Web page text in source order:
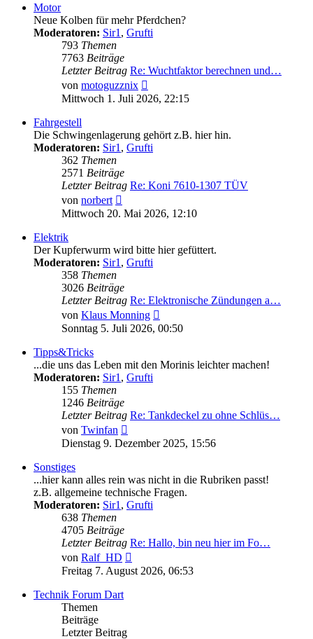
Motor
Neue Kolben für mehr Pferdchen?
Moderatoren: Sir1 , Grufti
793 Themen
7763 Beiträge
Letzter Beitrag Re: Wuchtfaktor berechnen und…
von motoguzznix
Beitrag
Mittwoch 1. Juli 2026, 22:15
Fahrgestell
Die Schwingenlagerung gehört z.B. hier hin.
Moderatoren: Sir1 , Grufti
362 Themen
2571 Beiträge
Letzter Beitrag Re: Koni 7610-1307 TÜV
von norbert
Beitrag
Mittwoch 20. Mai 2026, 12:10
Elektrik
Der Kupferwurm wird bitte hier gefüttert.
Moderatoren: Sir1 , Grufti
358 Themen
3026 Beiträge
Letzter Beitrag Re: Elektronische Zündungen a…
von Klaus Monning
Beitrag
Sonntag 5. Juli 2026, 00:50
Tipps&Tricks
...die uns das Leben mit den Morinis leichter machen!
Moderatoren: Sir1 , Grufti
155 Themen
1246 Beiträge
Letzter Beitrag Re: Tankdeckel zu ohne Schlüs…
von Twinfan
Beitrag
Dienstag 9. Dezember 2025, 15:56
Sonstiges
...hier kann alles rein was nicht in die Rubriken passt!
z.B. allgemeine technische Fragen.
Moderatoren: Sir1 , Grufti
638 Themen
4705 Beiträge
Letzter Beitrag Re: Hallo, bin neu hier im Fo…
von Ralf_HD
Beitrag
Freitag 7. August 2026, 06:53
Technik Forum Dart
Themen
Beiträge
Letzter Beitrag